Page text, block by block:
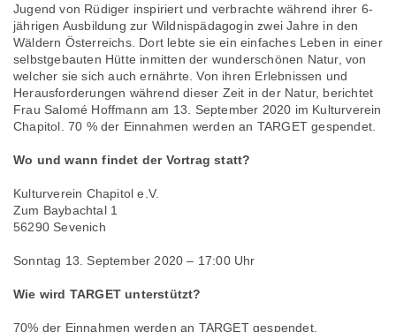
Jugend von Rüdiger inspiriert und verbrachte während ihrer 6-
jährigen Ausbildung zur Wildnispädagogin zwei Jahre in den
Wäldern Österreichs. Dort lebte sie ein einfaches Leben in einer
selbstgebauten Hütte inmitten der wunderschönen Natur, von
welcher sie sich auch ernährte. Von ihren Erlebnissen und
Herausforderungen während dieser Zeit in der Natur, berichtet
Frau Salomé Hoffmann am 13. September 2020 im Kulturverein
Chapitol. 70 % der Einnahmen werden an TARGET gespendet.
Wo und wann findet der Vortrag statt?
Kulturverein Chapitol e.V.
Zum Baybachtal 1
56290 Sevenich
Sonntag 13. September 2020 – 17:00 Uhr
Wie wird TARGET unterstützt?
70% der Einnahmen werden an TARGET gespendet.